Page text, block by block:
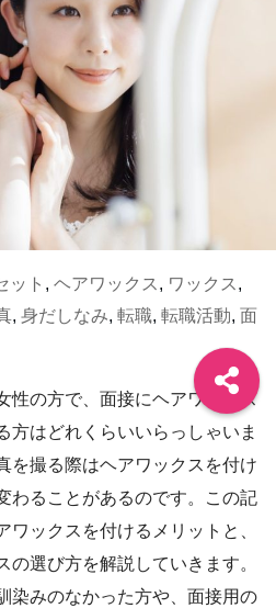
ット , ヘアワックス , ワックス ,
, 身だしなみ, 転職, 転職活動, 面
性の方で、面接にヘアワックス
方はどれくらいいらっしゃいま
を撮る際はヘアワックスを付け
わることがあるのです。この記
ックスを付けるメリットと、
選び方を解説していきます。
染みのなかった方や、面接用の